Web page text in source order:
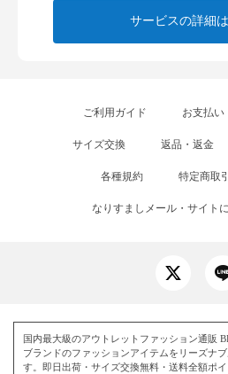
サービスの詳細
ご利用ガイド お支払い
サイズ交換 返品・返金
各種規約 特定商取
なりすましメール・サイト
国内最大級のアウトレットファッション通販
ブランドのファッションアイテムをリーズナ
す。即日出荷・サイズ交換無料・送料全額ポ